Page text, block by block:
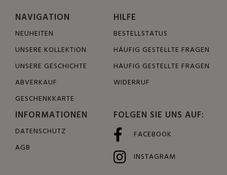
NAVIGATION
NEUHEITEN
UNSERE KOLLEKTION
UNSERE GESCHICHTE
ABVERKAUF
GESCHENKKARTE
HILFE
BESTELLSTATUS
HÄUFIG GESTELLTE FRAGEN
HÄUFIG GESTELLTE FRAGEN
WIDERRUF
INFORMATIONEN
DATENSCHUTZ
AGB
FOLGEN SIE UNS AUF:
FACEBOOK
INSTAGRAM